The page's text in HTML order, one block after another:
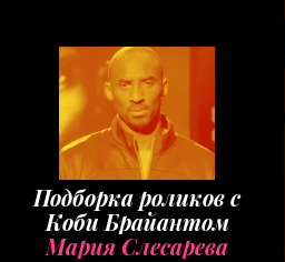
Подборка роликов с
Коби Брайантом
Мария Слесарева